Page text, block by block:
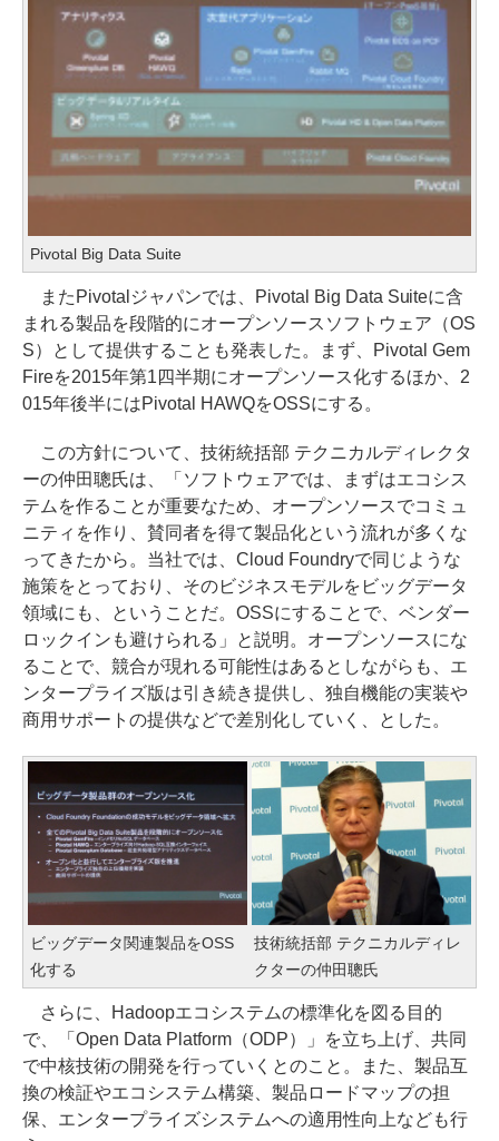
Pivotal Big Data Suite
またPivotalジャパンでは、Pivotal Big Data Suiteに含
まれる製品を段階的にオープンソースソフトウェア（OS
S）として提供することも発表した。まず、Pivotal Gem
Fireを2015年第1四半期にオープンソース化するほか、2
015年後半にはPivotal HAWQをOSSにする。
この方針について、技術統括部 テクニカルディレクタ
ーの仲田聰氏は、「ソフトウェアでは、まずはエコシス
テムを作ることが重要なため、オープンソースでコミュ
ニティを作り、賛同者を得て製品化という流れが多くな
ってきたから。当社では、Cloud Foundryで同じような
施策をとっており、そのビジネスモデルをビッグデータ
領域にも、ということだ。OSSにすることで、ベンダー
ロックインも避けられる」と説明。オープンソースにな
ることで、競合が現れる可能性はあるとしながらも、エ
ンタープライズ版は引き続き提供し、独自機能の実装や
商用サポートの提供などで差別化していく、とした。
ビッグデータ関連製品をOSS
化する
技術統括部 テクニカルディレ
クターの仲田聰氏
さらに、Hadoopエコシステムの標準化を図る目的
で、「Open Data Platform（ODP）」を立ち上げ、共同
で中核技術の開発を行っていくとのこと。また、製品互
換の検証やエコシステム構築、製品ロードマップの担
保、エンタープライズシステムへの適用性向上なども行